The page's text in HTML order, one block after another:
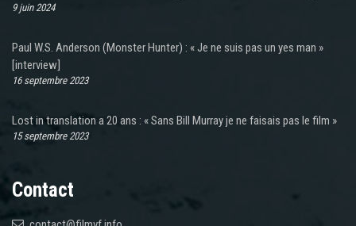
9 juin 2024
Paul W.S. Anderson (Monster Hunter) : « Je ne suis pas un yes man »
[interview]
16 septembre 2023
Lost in translation a 20 ans : « Sans Bill Murray je ne faisais pas le film »
15 septembre 2023
Contact